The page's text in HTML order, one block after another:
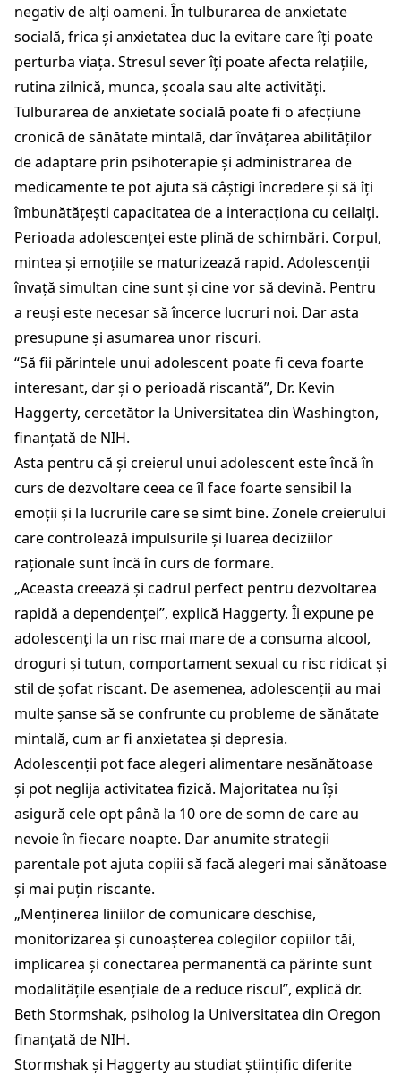
negativ de alți oameni. În tulburarea de anxietate
socială, frica și anxietatea duc la evitare care îți poate
perturba viața. Stresul sever îți poate afecta relațiile,
rutina zilnică, munca, școala sau alte activități.
Tulburarea de anxietate socială poate fi o afecțiune
cronică de sănătate mintală, dar învățarea abilităților
de adaptare prin psihoterapie și administrarea de
medicamente te pot ajuta să câștigi încredere și să îți
îmbunătățești capacitatea de a interacționa cu ceilalți.
Perioada adolescenței este plină de schimbări. Corpul,
mintea și emoțiile se maturizează rapid. Adolescenții
învață simultan cine sunt și cine vor să devină. Pentru
a reuși este necesar să încerce lucruri noi. Dar asta
presupune și asumarea unor riscuri.
“Să fii părintele unui adolescent poate fi ceva foarte
interesant, dar și o perioadă riscantă”, Dr. Kevin
Haggerty, cercetător la Universitatea din Washington,
finanțată de NIH.
Asta pentru că și creierul unui adolescent este încă în
curs de dezvoltare ceea ce îl face foarte sensibil la
emoții și la lucrurile care se simt bine. Zonele creierului
care controlează impulsurile și luarea deciziilor
raționale sunt încă în curs de formare.
„Aceasta creează și cadrul perfect pentru dezvoltarea
rapidă a dependenței”, explică Haggerty. Îi expune pe
adolescenți la un risc mai mare de a consuma alcool,
droguri și tutun, comportament sexual cu risc ridicat și
stil de șofat riscant. De asemenea, adolescenții au mai
multe șanse să se confrunte cu probleme de sănătate
mintală, cum ar fi anxietatea și depresia.
Adolescenții pot face alegeri alimentare nesănătoase
și pot neglija activitatea fizică. Majoritatea nu își
asigură cele opt până la 10 ore de somn de care au
nevoie în fiecare noapte. Dar anumite strategii
parentale pot ajuta copiii să facă alegeri mai sănătoase
și mai puțin riscante.
„Menținerea liniilor de comunicare deschise,
monitorizarea și cunoașterea colegilor copiilor tăi,
implicarea și conectarea permanentă ca părinte sunt
modalitățile esențiale de a reduce riscul”, explică dr.
Beth Stormshak, psiholog la Universitatea din Oregon
finanțată de NIH.
Stormshak și Haggerty au studiat științific diferite